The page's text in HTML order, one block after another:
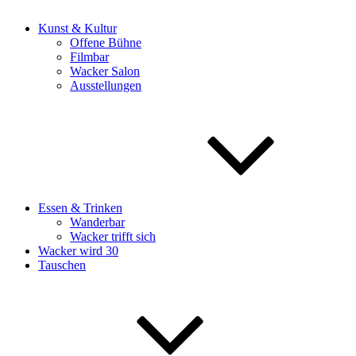
Kunst & Kultur
Offene Bühne
Filmbar
Wacker Salon
Ausstellungen
Essen & Trinken
Wanderbar
Wacker trifft sich
Wacker wird 30
Tauschen